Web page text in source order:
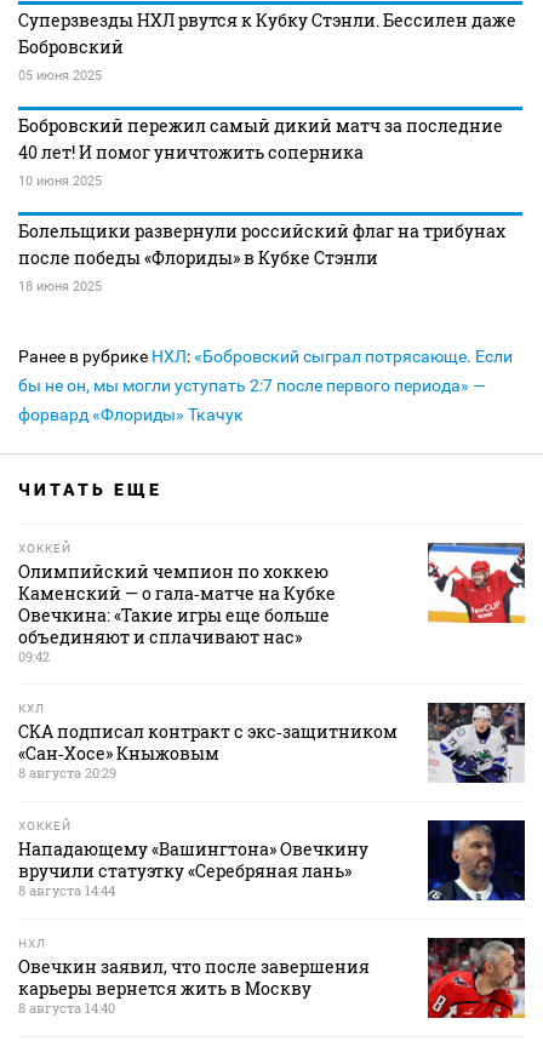
Суперзвезды НХЛ рвутся к Кубку Стэнли. Бессилен даже
Бобровский
05 июня 2025
Бобровский пережил самый дикий матч за последние
40 лет! И помог уничтожить соперника
10 июня 2025
Болельщики развернули российский флаг на трибунах
после победы «Флориды» в Кубке Стэнли
18 июня 2025
Ранее в рубрике НХЛ:«Бобровский сыграл потрясающе. Если
бы не он, мы могли уступать 2:7 после первого периода» —
форвард «Флориды» Ткачук
ЧИТАТЬ ЕЩЕ
ХОККЕЙ
Олимпийский чемпион по хоккею
Каменский — о гала‑матче на Кубке
Овечкина: «Такие игры еще больше
объединяют и сплачивают нас»
09:42
КХЛ
СКА подписал контракт с экс‑защитником
«Сан‑Хосе» Кныжовым
8 августа 20:29
ХОККЕЙ
Нападающему «Вашингтона» Овечкину
вручили статуэтку «Серебряная лань»
8 августа 14:44
НХЛ
Овечкин заявил, что после завершения
карьеры вернется жить в Москву
8 августа 14:40